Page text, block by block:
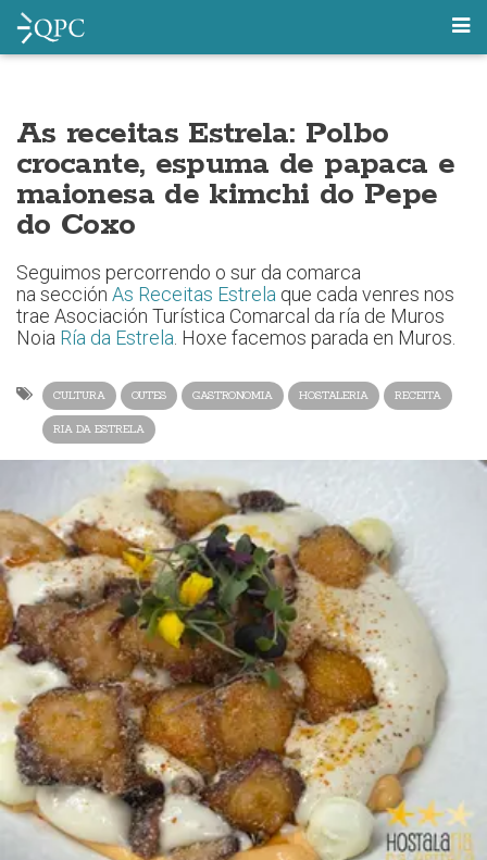
As receitas Estrela: Polbo
crocante, espuma de papaca e
maionesa de kimchi do Pepe
do Coxo
Seguimos percorrendo o sur da comarca
na sección As Receitas Estrela que cada venres nos
trae Asociación Turística Comarcal da ría de Muros
Noia Ría da Estrela . Hoxe facemos parada en Muros.
CULTURA OUTES GASTRONOMIA HOSTALERIA RECEITA
RIA DA ESTRELA